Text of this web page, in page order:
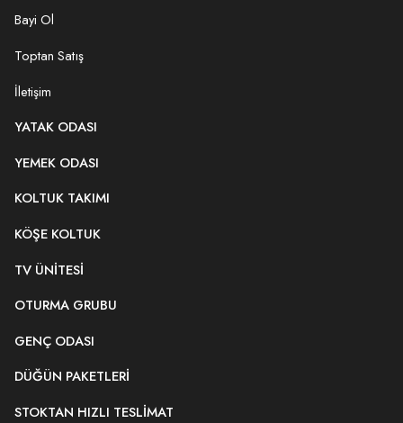
Bayi Ol
Toptan Satış
İletişim
YATAK ODASI
YEMEK ODASI
KOLTUK TAKIMI
KÖŞE KOLTUK
TV ÜNITESI
OTURMA GRUBU
GENÇ ODASI
DÜĞÜN PAKETLERI
STOKTAN HIZLI TESLIMAT